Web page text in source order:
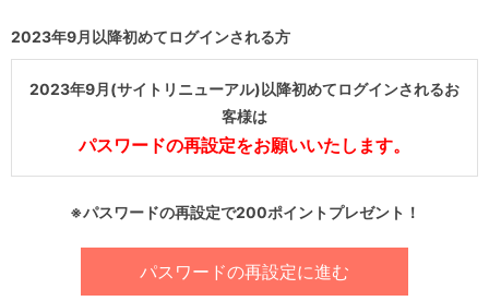
2023年9月以降初めてログインされる方
2023年9月(サイトリニューアル)以降初めてログインされるお
客様は
パスワードの再設定をお願いいたします。
※パスワードの再設定で200ポイントプレゼント！
パスワードの再設定に進む